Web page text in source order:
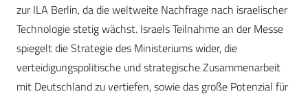
zur ILA Berlin, da die weltweite Nachfrage nach israelischer
Technologie stetig wächst. Israels Teilnahme an der Messe
spiegelt die Strategie des Ministeriums wider, die
verteidigungspolitische und strategische Zusammenarbeit
mit Deutschland zu vertiefen, sowie das große Potenzial für